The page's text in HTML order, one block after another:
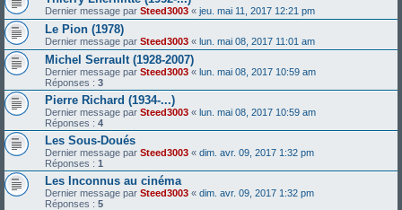
Dernier message par Steed3003 « jeu. mai 11, 2017 12:21 pm
Le Pion (1978)
Dernier message par Steed3003 « lun. mai 08, 2017 11:01 am
Michel Serrault (1928-2007)
Dernier message par Steed3003 « lun. mai 08, 2017 10:59 am
Réponses : 3
Pierre Richard (1934-...)
Dernier message par Steed3003 « lun. mai 08, 2017 10:59 am
Réponses : 4
Les Sous-Doués
Dernier message par Steed3003 « dim. avr. 09, 2017 1:32 pm
Réponses : 1
Les Inconnus au cinéma
Dernier message par Steed3003 « dim. avr. 09, 2017 1:32 pm
Réponses : 5